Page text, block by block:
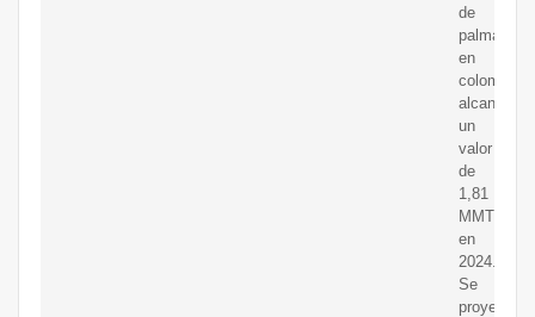
de
palma
en
colombia
alcanzó
un
valor
de
1,81
MMT
en
2024.
Se
proyecta